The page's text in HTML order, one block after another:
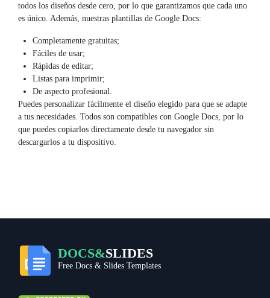
todos los diseños desde cero, por lo que garantizamos que cada uno
es único. Además, nuestras plantillas de Google Docs:
Completamente gratuitas;
Fáciles de usar;
Rápidas de editar;
Listas para imprimir;
De aspecto profesional.
Puedes personalizar fácilmente el diseño elegido para que se adapte
a tus necesidades. Todos son compatibles con Google Docs, por lo
que puedes copiarlos directamente desde tu navegador sin
descargarlos a tu dispositivo.
DOCS&SLIDES
Free Docs & Slides Templates